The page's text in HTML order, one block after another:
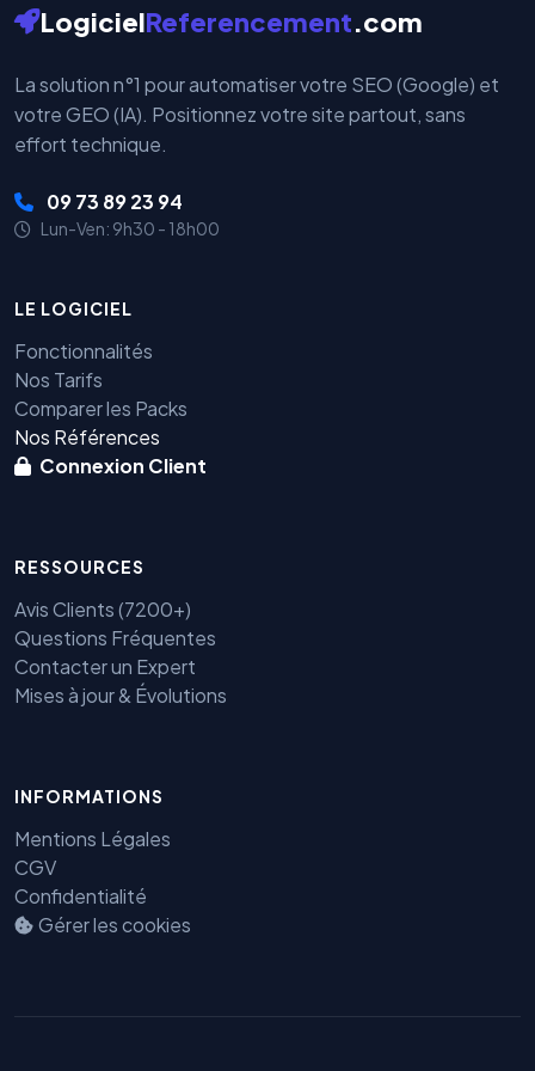
LogicielReferencement.com
La solution n°1 pour automatiser votre SEO (Google) et
votre GEO (IA). Positionnez votre site partout, sans
effort technique.
09 73 89 23 94
Lun-Ven: 9h30 - 18h00
LE LOGICIEL
Fonctionnalités
Nos Tarifs
Comparer les Packs
Nos Références
Connexion Client
RESSOURCES
Avis Clients (7200+)
Questions Fréquentes
Contacter un Expert
Mises à jour & Évolutions
INFORMATIONS
Mentions Légales
CGV
Confidentialité
Gérer les cookies